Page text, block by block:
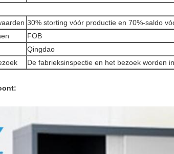
30% storting vóór productie en 70%-saldo
FOB
Qingdao
De fabrieksinspectie en het bezoek worden